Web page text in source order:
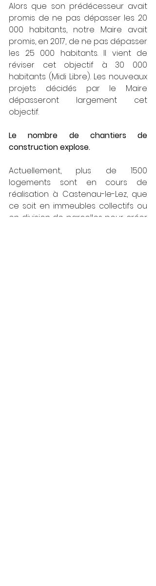
Alors que son prédécesseur avait
promis de ne pas dépasser les 20
000 habitants, notre Maire avait
promis, en 2017, de ne pas dépasser
les 25 000 habitants. Il vient de
réviser cet objectif à 30 000
habitants (Midi Libre). Les nouveaux
projets décidés par le Maire
dépasseront largement cet
objectif.
Le nombre de chantiers de
construction explose.
Actuellement, plus de 1500
logements sont en cours de
réalisation à Castenau-le-Lez, que
ce soit en immeubles collectifs ou
en division de parcelles pour créer